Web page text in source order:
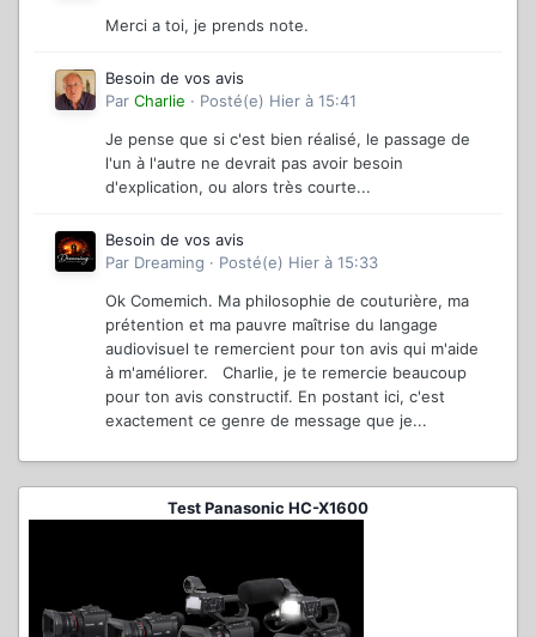
Merci a toi, je prends note.
Besoin de vos avis
Par Charlie · Posté(e) Hier à 15:41
Je pense que si c'est bien réalisé, le passage de
l'un à l'autre ne devrait pas avoir besoin
d'explication, ou alors très courte...
Besoin de vos avis
Par Dreaming · Posté(e) Hier à 15:33
Ok Comemich. Ma philosophie de couturière, ma
prétention et ma pauvre maîtrise du langage
audiovisuel te remercient pour ton avis qui m'aide
à m'améliorer. Charlie, je te remercie beaucoup
pour ton avis constructif. En postant ici, c'est
exactement ce genre de message que je...
Test Panasonic HC-X1600